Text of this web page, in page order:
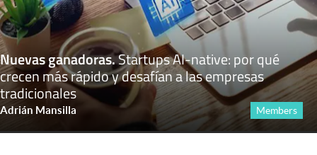
Nuevas ganadoras.Startups AI-native: por qué
crecen más rápido y desafían a las empresas
tradicionales
Adrián Mansilla Members